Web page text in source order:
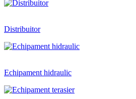
Distribuitor
Echipament hidraulic